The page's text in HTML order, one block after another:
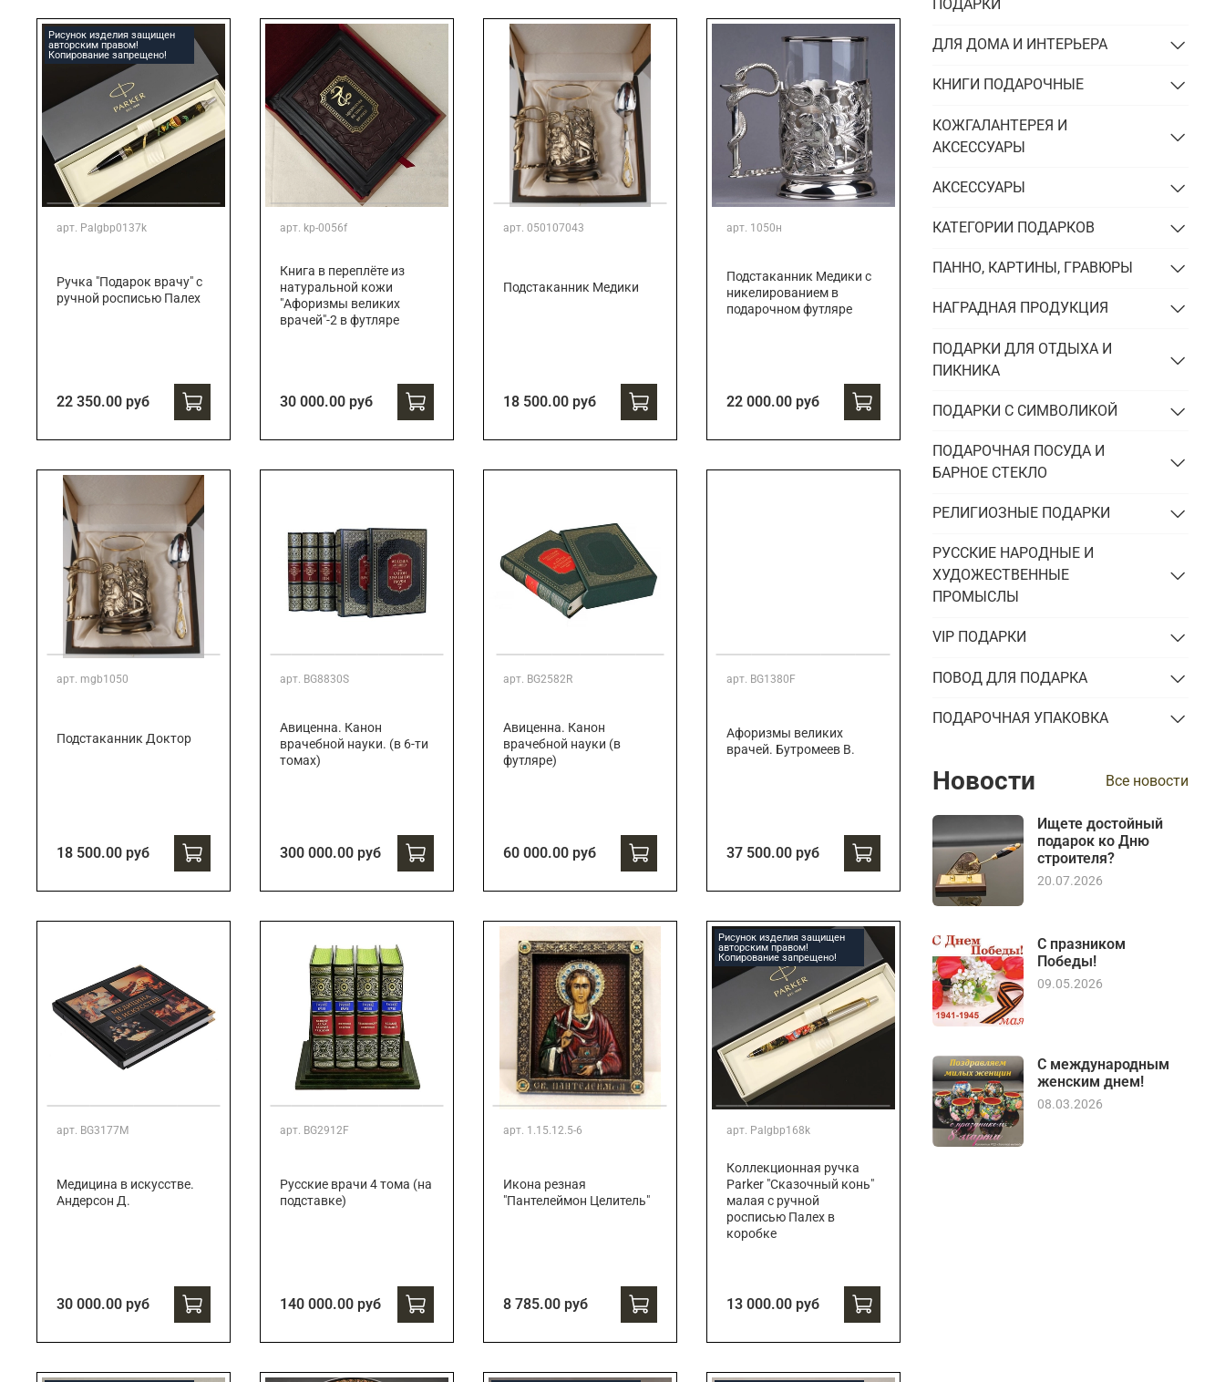
Подарки брокеру
Подарки директору/руководителю
Подарки строителю
Подарки учителю
Подарки энергетику
Подарки юристу
Рисунок изделия защищен
авторским правом!
Копирование запрещено!
арт. Palgbp0137k
Ручка "Подарок врачу" с
ручной росписью Палех
22 350.00 руб
арт. kp-0056f
Книга в переплёте из
натуральной кожи
"Афоризмы великих
врачей"-2 в футляре
30 000.00 руб
арт. 050107043
Подстаканник Медики
18 500.00 руб
арт. 1050н
Подстаканник Медики с
никелированием в
подарочном футляре
22 000.00 руб
арт. mgb1050
Подстаканник Доктор
18 500.00 руб
арт. BG8830S
Авиценна. Канон
врачебной науки. (в 6-ти
томах)
300 000.00 руб
арт. BG2582R
Авиценна. Канон
врачебной науки (в
футляре)
60 000.00 руб
арт. BG1380F
Афоризмы великих
врачей. Бутромеев В.
37 500.00 руб
арт. BG3177M
Медицина в искусстве.
Андерсон Д.
30 000.00 руб
арт. BG2912F
Русские врачи 4 тома (на
подставке)
140 000.00 руб
арт. 1.15.12.5-6
Икона резная
"Пантелеймон Целитель"
8 785.00 руб
Рисунок изделия защищен
авторским правом!
Копирование запрещено!
арт. Palgbp168k
Коллекционная ручка
Parker "Сказочный конь"
малая с ручной
росписью Палех в
коробке
13 000.00 руб
ПОДАРКИ
ДЛЯ ДОМА И ИНТЕРЬЕРА
КНИГИ ПОДАРОЧНЫЕ
КОЖГАЛАНТЕРЕЯ И
АКСЕССУАРЫ
АКСЕССУАРЫ
КАТЕГОРИИ ПОДАРКОВ
ПАННО, КАРТИНЫ, ГРАВЮРЫ
НАГРАДНАЯ ПРОДУКЦИЯ
ПОДАРКИ ДЛЯ ОТДЫХА И
ПИКНИКА
ПОДАРКИ С СИМВОЛИКОЙ
ПОДАРОЧНАЯ ПОСУДА И
БАРНОЕ СТЕКЛО
РЕЛИГИОЗНЫЕ ПОДАРКИ
РУССКИЕ НАРОДНЫЕ И
ХУДОЖЕСТВЕННЫЕ
ПРОМЫСЛЫ
VIP ПОДАРКИ
ПОВОД ДЛЯ ПОДАРКА
ПОДАРОЧНАЯ УПАКОВКА
Новости Все новости
Ищете достойный
подарок ко Дню
строителя?
20.07.2026
С празником
Победы!
09.05.2026
С международным
женским днем!
08.03.2026